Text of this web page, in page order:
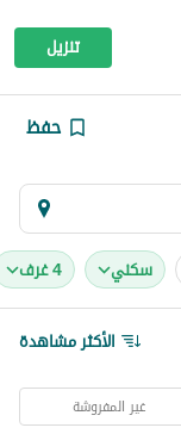
تنزيل
حفظ
سكني 4 غرف
الأكثر مشاهدة
غير المفروشة